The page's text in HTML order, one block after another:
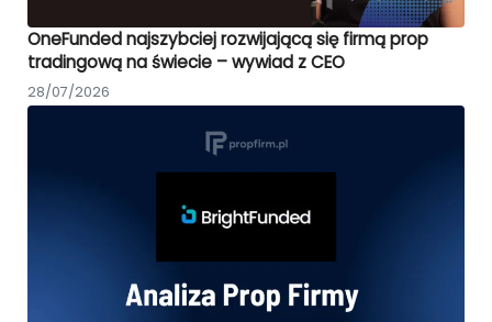
OneFunded najszybciej rozwijającą się firmą prop
tradingową na świecie – wywiad z CEO
28/07/2026